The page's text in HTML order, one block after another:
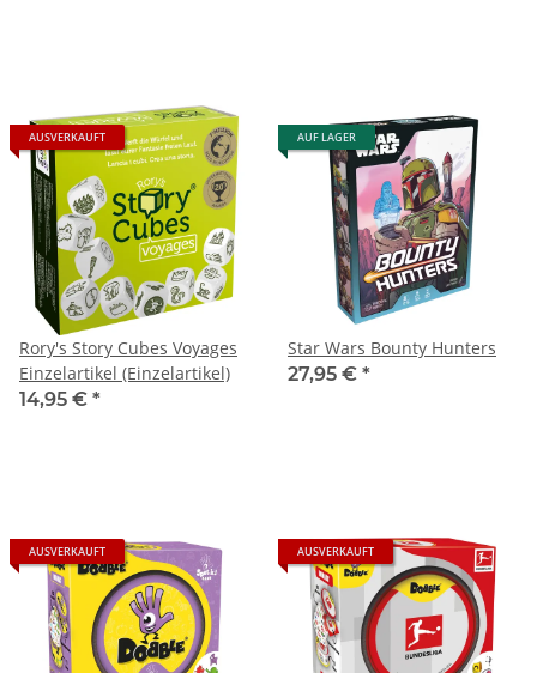
AUSVERKAUFT
Rory's Story Cubes Voyages
Einzelartikel (Einzelartikel)
14,95 € *
AUF LAGER
Star Wars Bounty Hunters
27,95 € *
AUSVERKAUFT AUSVERKAUFT